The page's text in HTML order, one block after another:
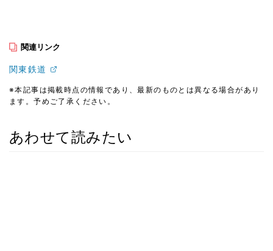
関連リンク
関東鉄道
※本記事は掲載時点の情報であり、最新のものとは異なる場合があり
ます。予めご了承ください。
あわせて読みたい